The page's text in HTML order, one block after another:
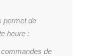
permet de
heure :
de